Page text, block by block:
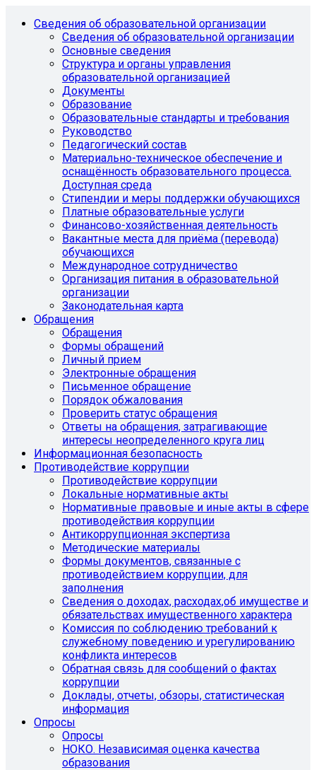
Сведения об образовательной организации
Сведения об образовательной организации
Основные сведения
Структура и органы управления
образовательной организацией
Документы
Образование
Образовательные стандарты и требования
Руководство
Педагогический состав
Материально-техническое обеспечение и
оснащённость образовательного процесса.
Доступная среда
Стипендии и меры поддержки обучающихся
Платные образовательные услуги
Финансово-хозяйственная деятельность
Вакантные места для приёма (перевода)
обучающихся
Международное сотрудничество
Организация питания в образовательной
организации
Законодательная карта
Обращения
Обращения
Формы обращений
Личный прием
Электронные обращения
Письменное обращение
Порядок обжалования
Проверить статус обращения
Ответы на обращения, затрагивающие
интересы неопределенного круга лиц
Информационная безопасность
Противодействие коррупции
Противодействие коррупции
Локальные нормативные акты
Нормативные правовые и иные акты в сфере
противодействия коррупции
Антикоррупционная экспертиза
Методические материалы
Формы документов, связанные с
противодействием коррупции, для
заполнения
Сведения о доходах, расходах,об имуществе и
обязательствах имущественного характера
Комиссия по соблюдению требований к
служебному поведению и урегулированию
конфликта интересов
Обратная связь для сообщений о фактах
коррупции
Доклады, отчеты, обзоры, статистическая
информация
Опросы
Опросы
НОКО. Независимая оценка качества
образования